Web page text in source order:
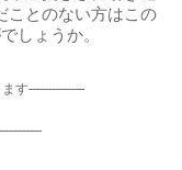
ことのない方はこの
しょうか。
す-----------------